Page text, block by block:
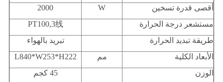
أقصى قدرة تسخين
W
2000
مستشعر درجة الحرارة
PT100,3线
طريقة تبديد الحرارة
تبريد بالهواء
الأبعاد الكلية
مم
L840*W253*H222
الوزن
45 كجم